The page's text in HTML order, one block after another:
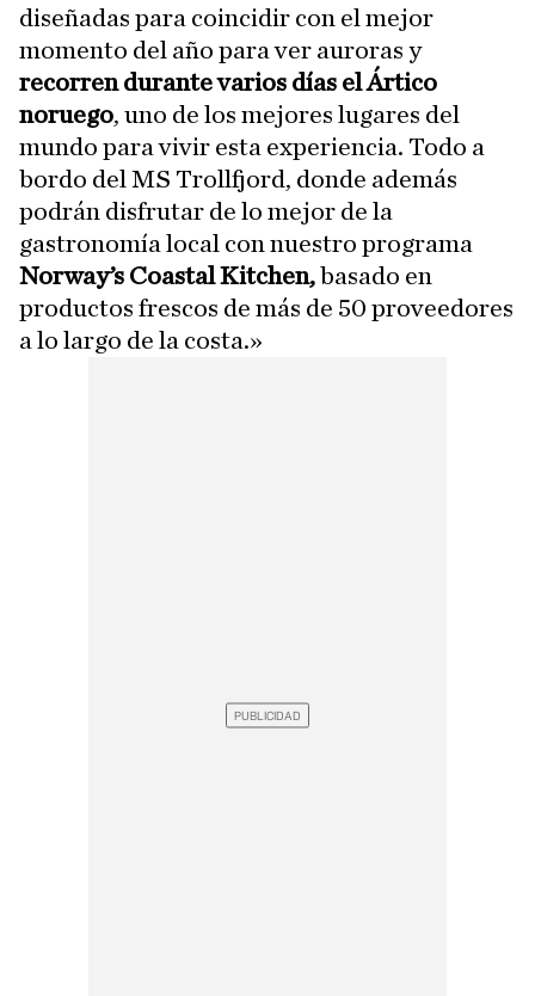
diseñadas para coincidir con el mejor
momento del año para ver auroras y
recorren durante varios días el Ártico
noruego, uno de los mejores lugares del
mundo para vivir esta experiencia. Todo a
bordo del MS Trollfjord, donde además
podrán disfrutar de lo mejor de la
gastronomía local con nuestro programa
Norway’s Coastal Kitchen,basado en
productos frescos de más de 50 proveedores
a lo largo de la costa.»